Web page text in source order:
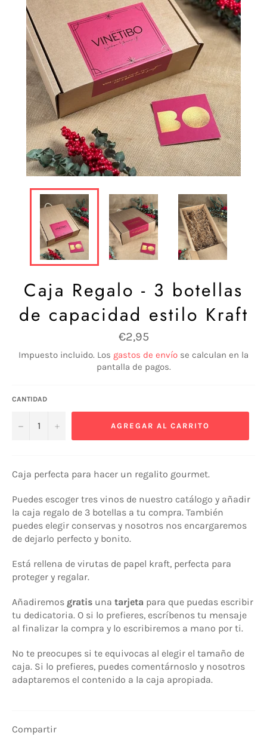
Caja Regalo - 3 botellas
de capacidad estilo Kraft
Precio
habitual
€2,95
Impuesto incluido. Los gastos de envío se calculan en la
pantalla de pagos.
CANTIDAD
− + AGREGAR AL CARRITO
Caja perfecta para hacer un regalito gourmet.
Puedes escoger tres vinos de nuestro catálogo y añadir
la caja regalo de 3 botellas a tu compra. También
puedes elegir conservas y nosotros nos encargaremos
de dejarlo perfecto y bonito.
Está rellena de virutas de papel kraft, perfecta para
proteger y regalar.
Añadiremos gratis una tarjeta para que puedas escribir
tu dedicatoria. O si lo prefieres, escríbenos tu mensaje
al finalizar la compra y lo escribiremos a mano por ti.
No te preocupes si te equivocas al elegir el tamaño de
caja. Si lo prefieres, puedes comentárnoslo y nosotros
adaptaremos el contenido a la caja apropiada.
Compartir